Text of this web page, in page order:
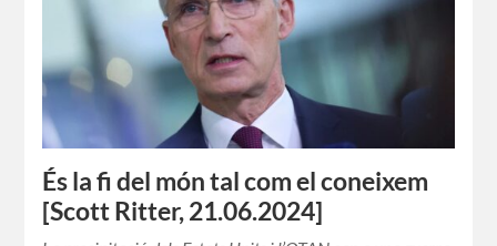
És la fi del món tal com el coneixem
[Scott Ritter, 21.06.2024]